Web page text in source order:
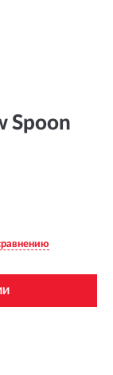
Spoon